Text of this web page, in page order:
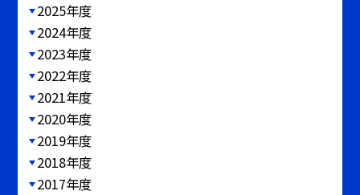
2025年度
2024年度
2023年度
2022年度
2021年度
2020年度
2019年度
2018年度
2017年度